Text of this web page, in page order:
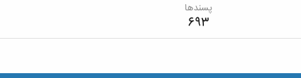
پسندها
693